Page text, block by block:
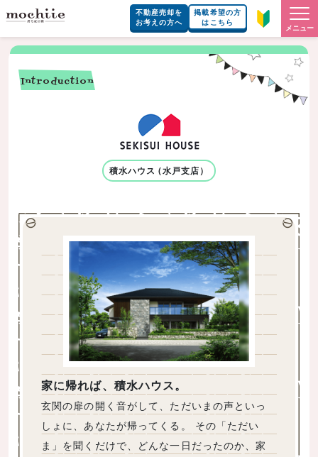
不動産売却を
お考えの方へ
掲載希望の方
はこちら
メニュー
Introduction
積水ハウス (水戸支店）
家に帰れば、積水ハウス。
玄関の扉の開く音がして、ただいまの声といっ
しょに、あなたが帰ってくる。 その「ただい
ま」を聞くだけで、どんな一日だったのか、家